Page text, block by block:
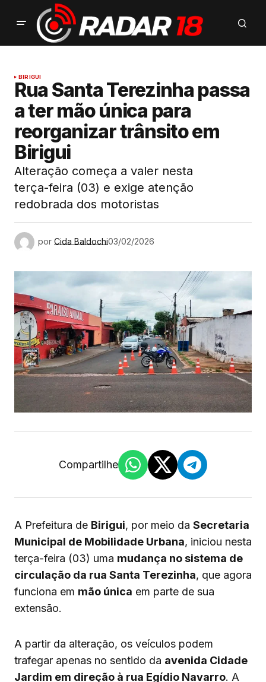
BIRIGUI
Rua Santa Terezinha passa
a ter mão única para
reorganizar trânsito em
Birigui
Alteração começa a valer nesta
terça-feira (03) e exige atenção
redobrada dos motoristas
por Cida Baldochi03/02/2026
Compartilhe
A Prefeitura de Birigui, por meio da Secretaria
Municipal de Mobilidade Urbana, iniciou nesta
terça-feira (03) uma mudança no sistema de
circulação da rua Santa Terezinha, que agora
funciona em mão única em parte de sua
extensão.
A partir da alteração, os veículos podem
trafegar apenas no sentido da avenida Cidade
Jardim em direção à rua Egídio Navarro. A